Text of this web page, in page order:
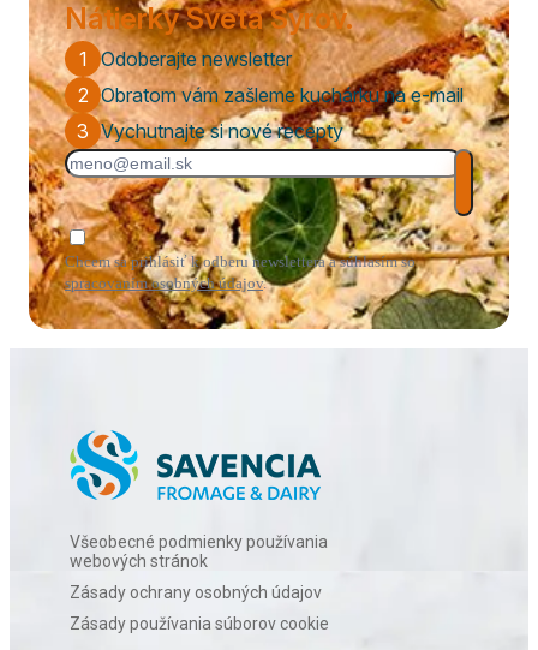
Nátierky Sveta Syrov.
1 Odoberajte newsletter
2 Obratom vám zašleme kuchárku na e-mail
3 Vychutnajte si nové recepty
Chcem sa prihlásiť k odberu newslettera a súhlasím so
spracovaním osobných údajov.
Všeobecné podmienky používania
webových stránok
Zásady ochrany osobných údajov
Zásady používania súborov cookie